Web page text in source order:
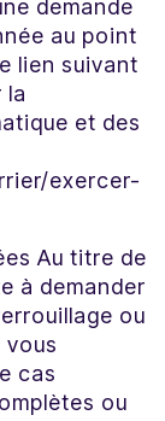
demande
au point
lien suivant
la
et des
exercer-
Au titre de
à demander
ou
vous
cas
ou